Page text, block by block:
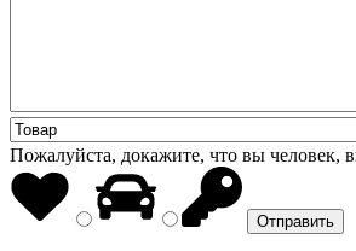
Пожалуйста, докажите, что вы человек,